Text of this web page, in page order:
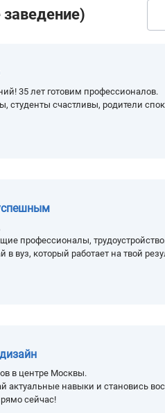
35 лет готовим профессионалов.
студенты счастливы, родители
профессионалы, трудоустройство.
в вуз, который работает на твой
в центре Москвы.
актуальные навыки и становись
сейчас!